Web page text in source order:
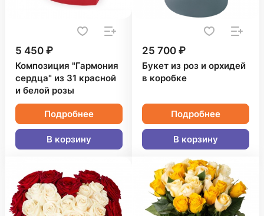
5 450 ₽
Композиция "Гармония
сердца" из 31 красной
и белой розы
Подробнее
В корзину
25 700 ₽
Букет из роз и орхидей
в коробке
Подробнее
В корзину